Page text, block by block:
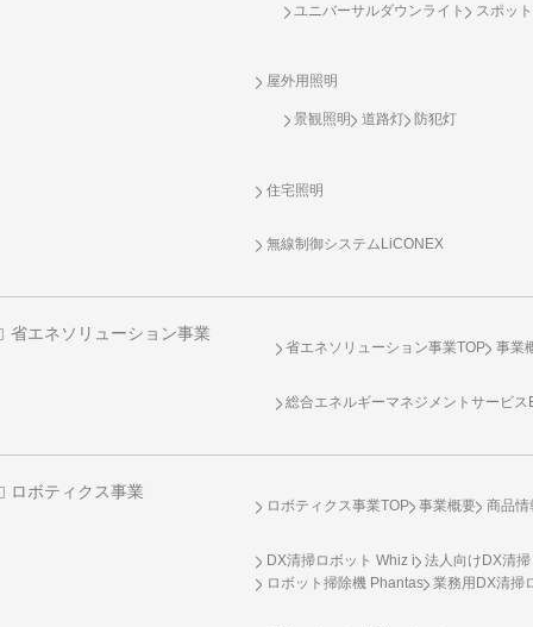
ユニバーサルダウンライト スポッ
屋外用照明
景観照明 道路灯 防犯灯
住宅照明
無線制御システム LiCONEX
省エネソリューション事業
省エネソリューション事業TOP 事業
総合エネルギーマネジメントサービ
ロボティクス事業
ロボティクス事業TOP 事業概要 商品情
DX清掃ロボット Whiz i
法人向けDX清
ロボット掃除機 Phantas
業務用DX清掃